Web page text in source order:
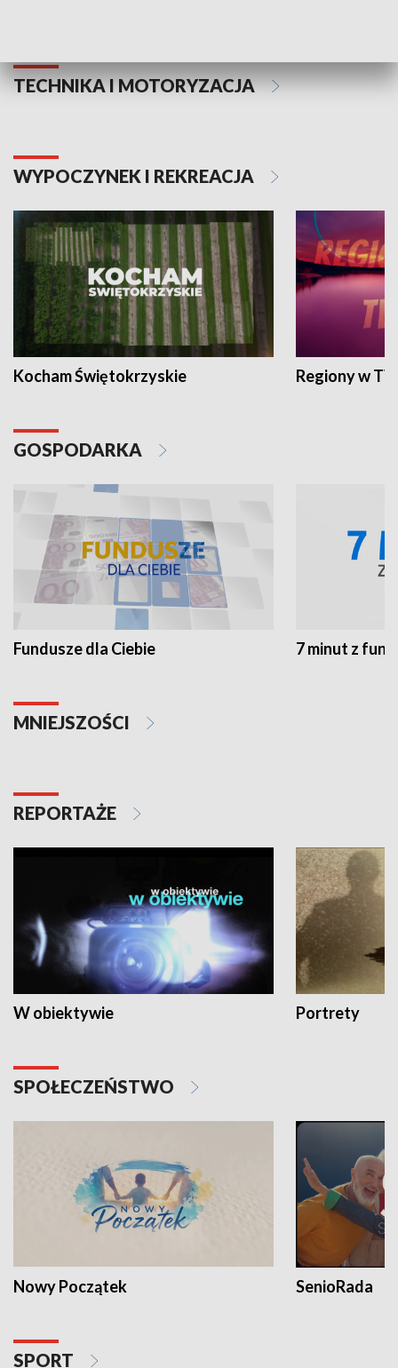
TECHNIKA I MOTORYZACJA
WYPOCZYNEK I REKREACJA
Kocham Świętokrzyskie Regiony w
GOSPODARKA
Fundusze dla Ciebie 7 minut z
MNIEJSZOŚCI
REPORTAŻE
W obiektywie Portrety
SPOŁECZEŃSTWO
Nowy Początek SenioRada
SPORT